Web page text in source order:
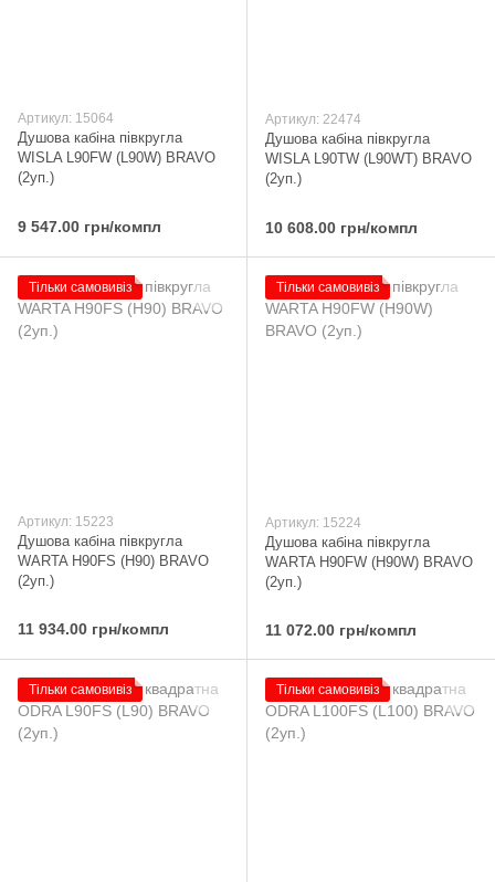
Артикул: 15064
Душова кабіна півкругла
WISLA L90FW (L90W) BRAVO
(2уп.)
9 547.00 грн/компл
Артикул: 22474
Душова кабіна півкругла
WISLA L90TW (L90WT) BRAVO
(2уп.)
10 608.00 грн/компл
Тільки самовивіз
Артикул: 15223
Душова кабіна півкругла
WARTA H90FS (H90) BRAVO
(2уп.)
11 934.00 грн/компл
Тільки самовивіз
Артикул: 15224
Душова кабіна півкругла
WARTA H90FW (H90W) BRAVO
(2уп.)
11 072.00 грн/компл
Тільки самовивіз Тільки самовивіз